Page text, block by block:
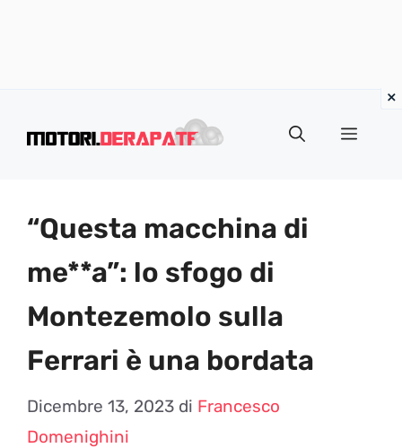
Menu
“Questa macchina di
me**a”: lo sfogo di
Montezemolo sulla
Ferrari è una bordata
Dicembre 13, 2023 di Francesco
Domenighini